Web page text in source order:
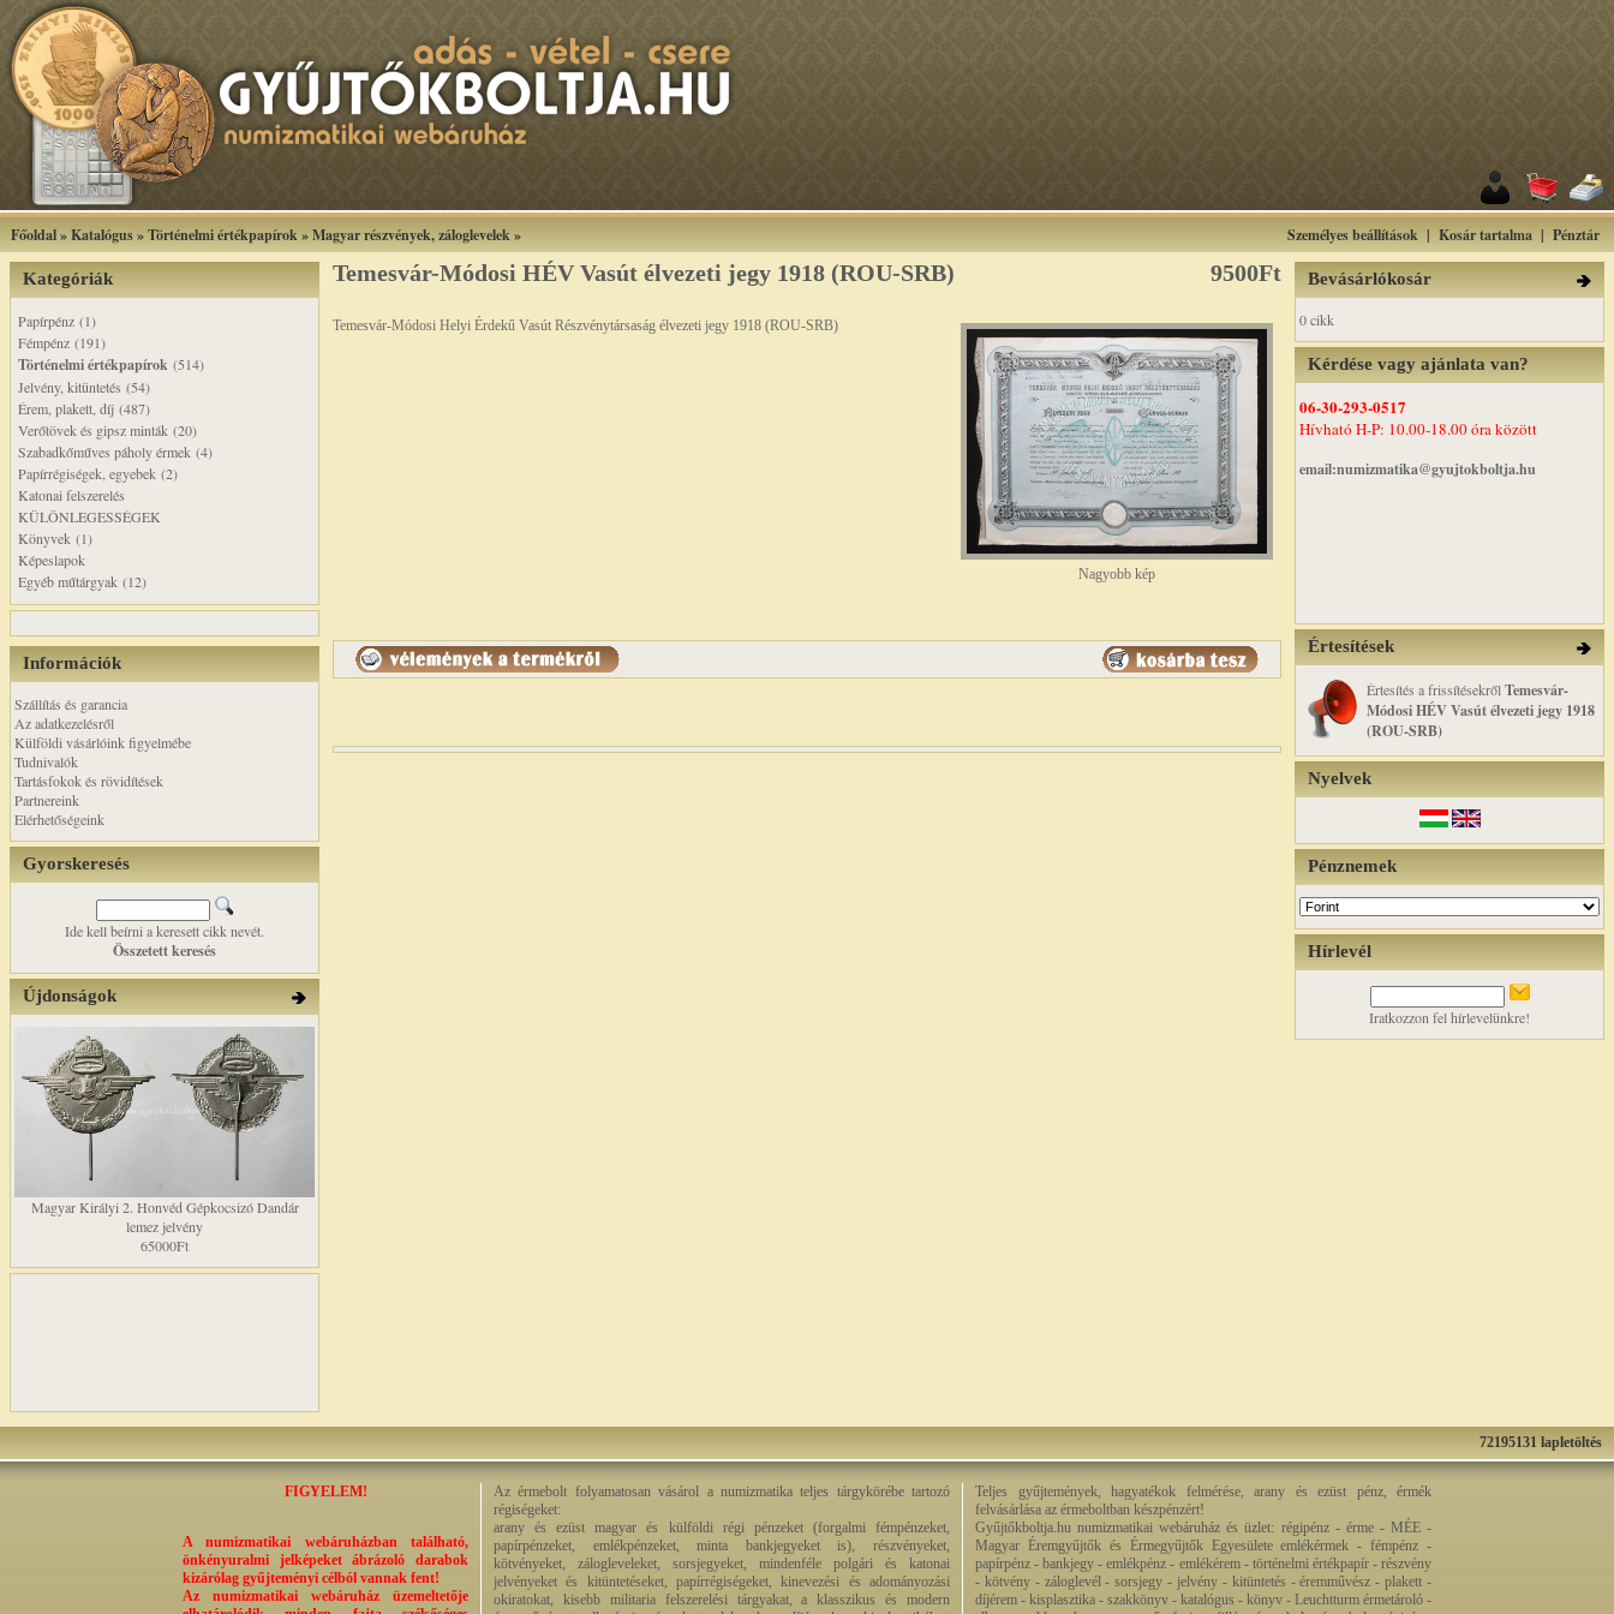
Főoldal»Katalógus»Történelmi értékpapírok»Magyar részvények, záloglevelek» Személyes beállítások | Kosár tartalma | Pénztár
Kategóriák
Papírpénz (1)
Fémpénz (191)
Történelmi értékpapírok (514)
Jelvény, kitüntetés (54)
Érem, plakett, díj (487)
Verőtövek és gipsz minták (20)
Szabadkőműves páholy érmek (4)
Papírrégiségek, egyebek (2)
Katonai felszerelés
KÜLÖNLEGESSÉGEK
Könyvek (1)
Képeslapok
Egyéb műtárgyak (12)
Információk
Szállítás és garancia
Az adatkezelésről
Külföldi vásárlóink figyelmébe
Tudnivalók
Tartásfokok és rövidítések
Partnereink
Elérhetőségeink
Gyorskeresés
Ide kell beírni a keresett cikk nevét.
Összetett keresés
Újdonságok
Magyar Királyi 2. Honvéd Gépkocsizó Dandár
lemez jelvény
65000Ft
Temesvár-Módosi HÉV Vasút élvezeti jegy 1918 (ROU-SRB) 9500Ft
Nagyobb kép
Temesvár-Módosi Helyi Érdekű Vasút Részvénytársaság élvezeti jegy 1918 (ROU-SRB)
Bevásárlókosár
0 cikk
Kérdése vagy ajánlata van?
06-30-293-0517
Hívható H-P: 10.00-18.00 óra között
email:numizmatika@gyujtokboltja.hu
Értesítések
Értesítés a frissítésekről Temesvár-
Módosi HÉV Vasút élvezeti jegy 1918
(ROU-SRB)
Nyelvek
Pénznemek
Hírlevél
Iratkozzon fel hírlevelünkre!
72195131 lapletöltés
FIGYELEM!
A numizmatikai webáruházban található,
önkényuralmi jelképeket ábrázoló darabok
kizárólag gyűjteményi célból vannak fent!
Az numizmatikai webáruház üzemeltetője
Az érmebolt folyamatosan vásárol a numizmatika teljes tárgykörébe tartozó
régiségeket:
arany és ezüst magyar és külföldi régi pénzeket (forgalmi fémpénzeket,
papírpénzeket, emlékpénzeket, minta bankjegyeket is), részvényeket,
kötvényeket, zálogleveleket, sorsjegyeket, mindenféle polgári és katonai
jelvényeket és kitüntetéseket, papírrégiségeket, kinevezési és adományozási
okiratokat, kisebb militaria felszerelési tárgyakat, a klasszikus és modern
Teljes gyűjtemények, hagyatékok felmérése, arany és ezüst pénz, érmék
felvásárlása az érmeboltban készpénzért!
Gyűjtőkboltja.hu numizmatikai webáruház és üzlet: régipénz - érme - MÉE -
Magyar Éremgyűjtők és Érmegyűjtők Egyesülete emlékérmek - fémpénz -
papírpénz - bankjegy - emlékpénz - emlékérem - történelmi értékpapír - részvény
- kötvény - záloglevél - sorsjegy - jelvény - kitüntetés - éremművész - plakett -
díjérem - kisplasztika - szakkönyv - katalógus - könyv - Leuchtturm érmetároló -